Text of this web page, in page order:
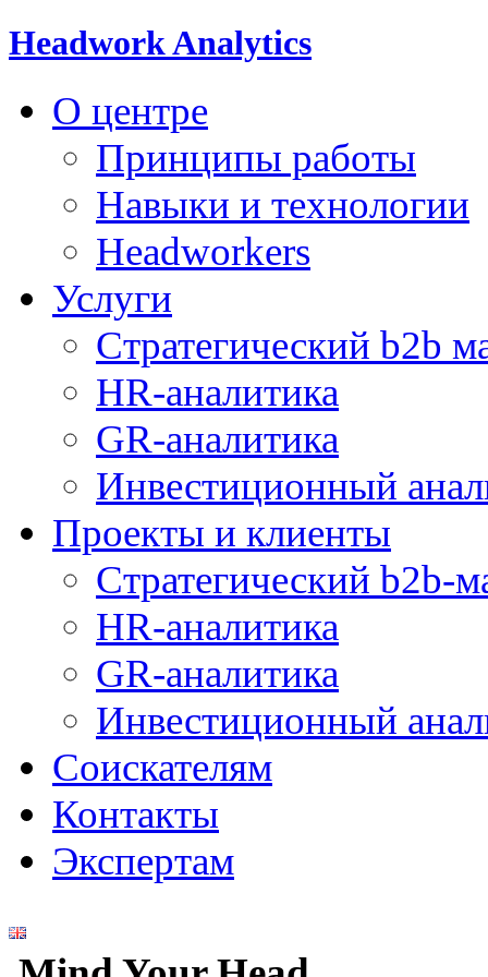
Headwork Analytics
О центре
Принципы работы
Навыки и технологии
Headworkers
Услуги
Стратегический b2b
HR-аналитика
GR-аналитика
Инвестиционный
Проекты и клиенты
Стратегический b2b-
HR-аналитика
GR-аналитика
Инвестиционный
Соискателям
Контакты
Экспертам